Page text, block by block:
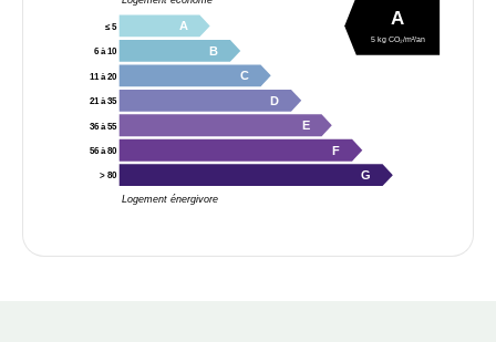
Logement énergivore
≤ 5 A
6 à 10 B
11 à 20 C
21 à 35 D
36 à 55 E
56 à 80 F
> 80 G
A
5 kg CO₂/m²/an